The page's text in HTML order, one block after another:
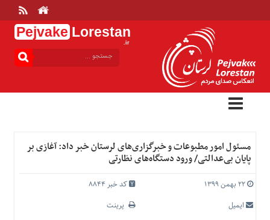
Pejvake Lorestan
.ir
بالا
خانه
ارتباط
منوی
مسئول امور مطبوعات و خبرگزاری‌های لرستان خبر داد: آغازی بر
پایان بی‌عدالتی/ ورود دستگاه‌های نظارتی
۲۲ بهمن ۱۳۹۹
کد خبر 8844
ایمیل
پرینت